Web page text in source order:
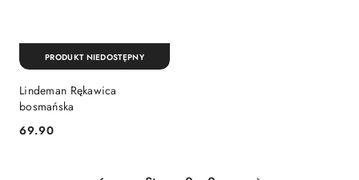
Lindeman Rękawica
bosmańska
Cena:
69.90
PRODUKT NIEDOSTĘPNY